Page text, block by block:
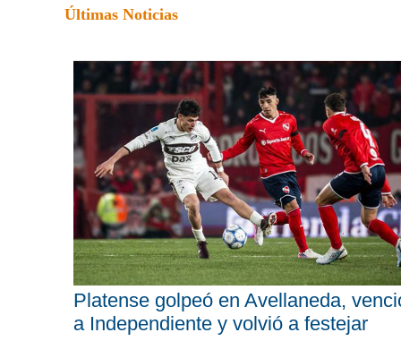
Últimas Noticias
Platense golpeó en Avellaneda,
a Independiente y volvió a festejar